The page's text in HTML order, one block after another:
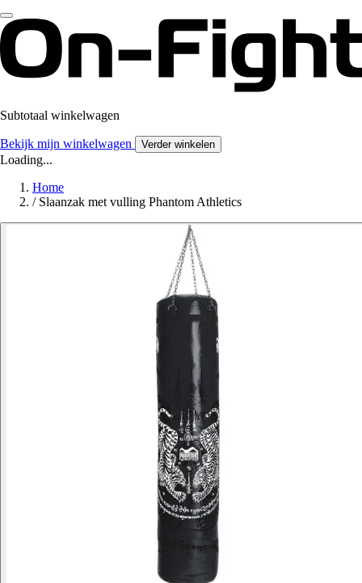
Subtotaal winkelwagen
Bekijk mijn winkelwagen Verder winkelen
Loading...
Home
/ Slaanzak met vulling Phantom Athletics